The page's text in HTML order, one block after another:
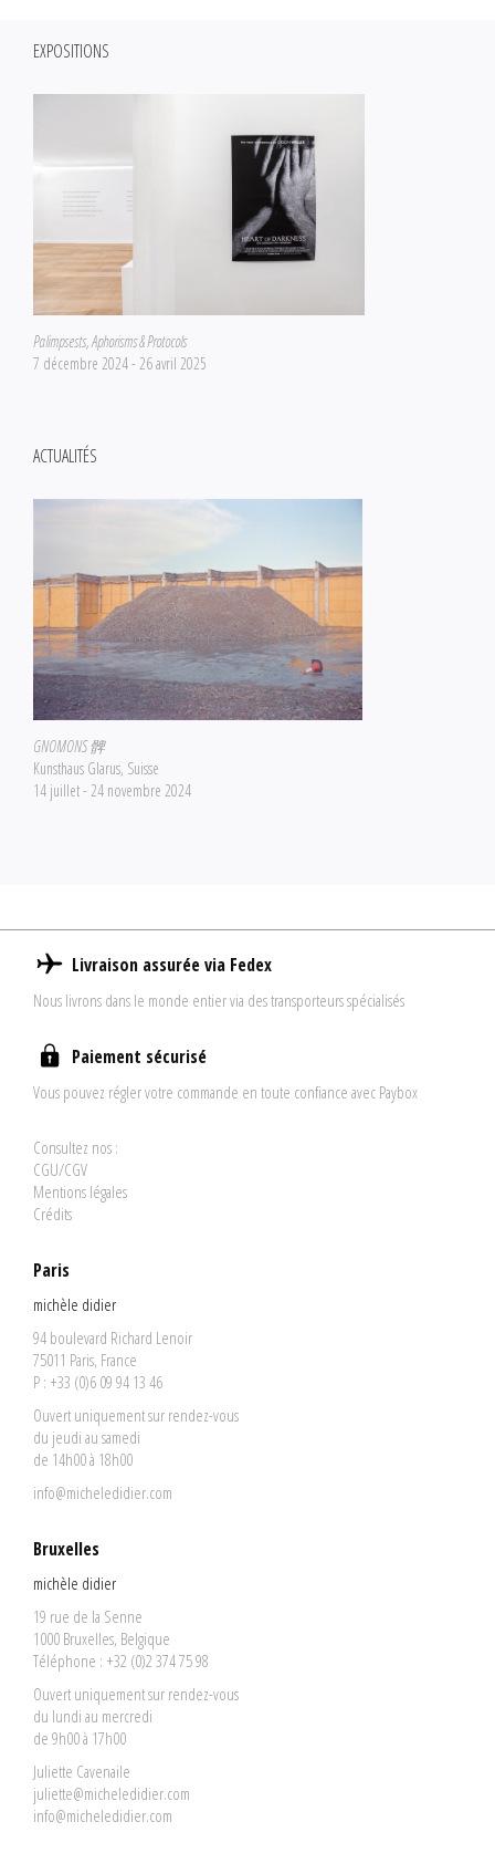
EXPOSITIONS
Palimpsests, Aphorisms & Protocols
7 décembre 2024 - 26 avril 2025
ACTUALITÉS
GNOMONS 髀
Kunsthaus Glarus, Suisse
14 juillet - 24 novembre 2024
Livraison assurée via Fedex
Nous livrons dans le monde entier via des transporteurs spécialisés
Paiement sécurisé
Vous pouvez régler votre commande en toute confiance avec Paybox
Consultez nos :
CGU/CGV
Mentions légales
Crédits
Paris
michèle didier
94 boulevard Richard Lenoir
75011 Paris, France
P : +33 (0)6 09 94 13 46
Ouvert uniquement sur rendez-vous
du jeudi au samedi
de 14h00 à 18h00
info@micheledidier.com
Bruxelles
michèle didier
19 rue de la Senne
1000 Bruxelles, Belgique
Téléphone : +32 (0)2 374 75 98
Ouvert uniquement sur rendez-vous
du lundi au mercredi
de 9h00 à 17h00
Juliette Cavenaile
juliette@micheledidier.com
info@micheledidier.com